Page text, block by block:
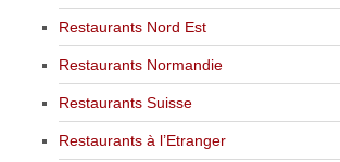
Restaurants Nord Est
Restaurants Normandie
Restaurants Suisse
Restaurants à l’Etranger